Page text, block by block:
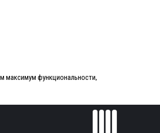
максимум функциональности,